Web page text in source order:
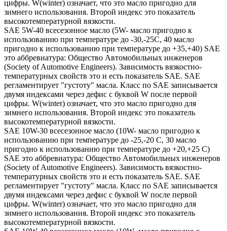
цифры. W(winter) означает, что это масло пригодно для
зимнего использования. Второй индекс это показатель
высокотемпературной вязкости.
SAE 5W-40 всесезонное масло (5W- масло пригодно к
использованию при температуре до -30,-25С, 40 масло
пригодно к использованию при температуре до +35,+40) SAE
это аббревиатура: Общество Автомобильных инженеров
(Society of Automotive Engineers). Зависимость вязкостно-
температурных свойств это и есть показатель SAE. SAE
регламентирует "густоту" масла. Класс по SAE записывается
двумя индексами через дефис с буквой W после первой
цифры. W(winter) означает, что это масло пригодно для
зимнего использования. Второй индекс это показатель
высокотемпературной вязкости.
SAE 10W-30 всесезонное масло (10W- масло пригодно к
использованию при температуре до -25,-20 С, 30 масло
пригодно к использованию при температуре до +20,+25 С)
SAE это аббревиатура: Общество Автомобильных инженеров
(Society of Automotive Engineers). Зависимость вязкостно-
температурных свойств это и есть показатель SAE. SAE
регламентирует "густоту" масла. Класс по SAE записывается
двумя индексами через дефис с буквой W после первой
цифры. W(winter) означает, что это масло пригодно для
зимнего использования. Второй индекс это показатель
высокотемпературной вязкости.